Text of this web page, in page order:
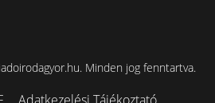
Minden jog fenntartva.